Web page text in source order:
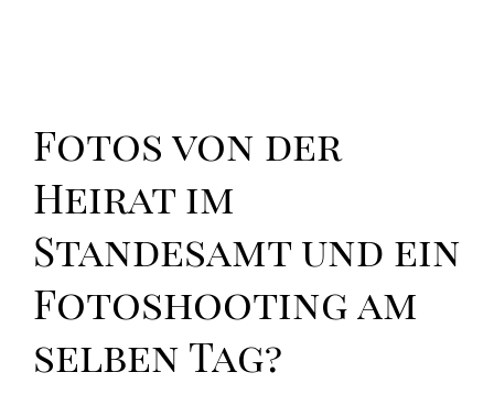
Fotos von der
Heirat im
Standesamt und ein
Fotoshooting am
selben Tag?